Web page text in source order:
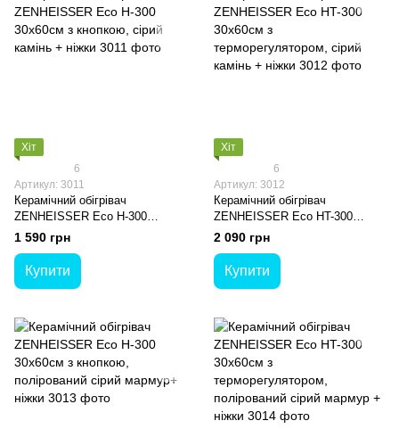
Хіт
6
Артикул: 3011
Керамічний обігрівач
ZENHEISSER Eco H-300
30х60см з кнопкою, сірий
камінь + ніжки
1 590 грн
Купити
Хіт
6
Артикул: 3012
Керамічний обігрівач
ZENHEISSER Eco HT-300
30х60см з терморегулятором,
сірий камінь + ніжки
2 090 грн
Купити